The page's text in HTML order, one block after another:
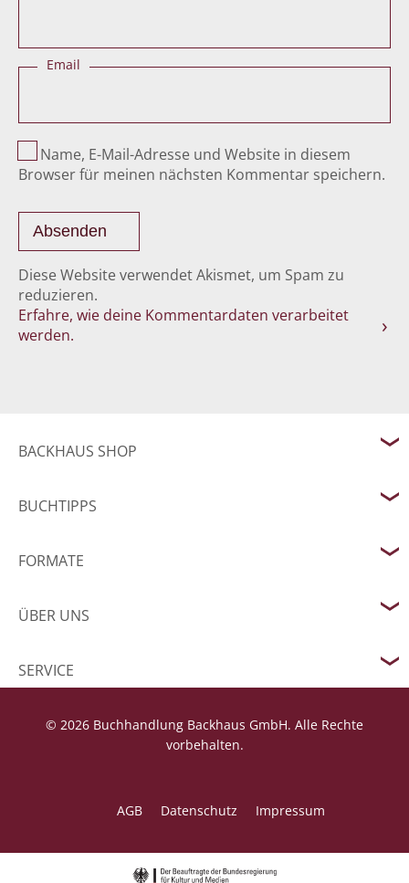
Email
Name, E-Mail-Adresse und Website in diesem
Browser für meinen nächsten Kommentar speichern.
Diese Website verwendet Akismet, um Spam zu
reduzieren.
Erfahre, wie deine Kommentardaten verarbeitet
werden.
BACKHAUS SHOP
BUCHTIPPS
FORMATE
ÜBER UNS
SERVICE
© 2026 Buchhandlung Backhaus GmbH. Alle Rechte
vorbehalten.
AGB Datenschutz Impressum